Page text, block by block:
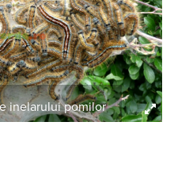
inelarului pomilor